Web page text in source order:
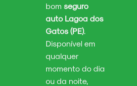
bom seguro
auto Lagoa dos
Gatos (PE).
Disponível em
qualquer
momento do dia
ou da noite,